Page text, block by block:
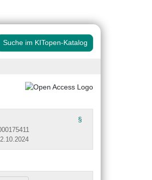
Suche im KITopen-Katalog
§